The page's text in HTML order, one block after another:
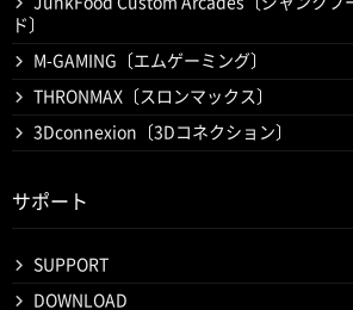
ド〕
M-GAMING〔エムゲーミング〕
THRONMAX〔スロンマックス〕
3Dconnexion〔3Dコネクション〕
サポート
SUPPORT
DOWNLOAD